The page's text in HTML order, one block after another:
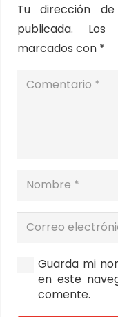
Tu dirección
publicada.
Los
marcados con *
Guarda mi
en este
comente.